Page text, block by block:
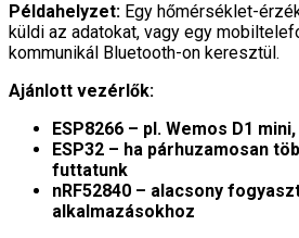
Példahelyzet: Egy hőmérséklet-
küldi az adatokat, vagy egy
kommunikál Bluetooth-on keresztül.
Ajánlott vezérlők:
ESP8266 – pl. Wemos D1
ESP32 – ha párhuzamosan
futtatunk
nRF52840 – alacsony
alkalmazásokhoz